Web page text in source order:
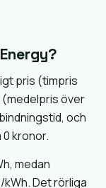
pris (timpris
över
och
kronor.
medan
Det rörliga